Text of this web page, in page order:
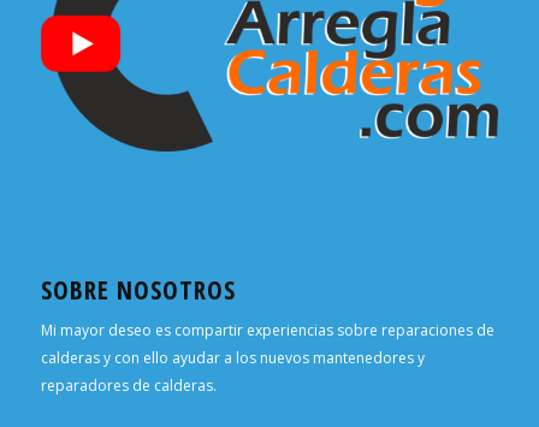
SOBRE NOSOTROS
Mi mayor deseo es compartir experiencias sobre reparaciones de
calderas y con ello ayudar a los nuevos mantenedores y
reparadores de calderas.